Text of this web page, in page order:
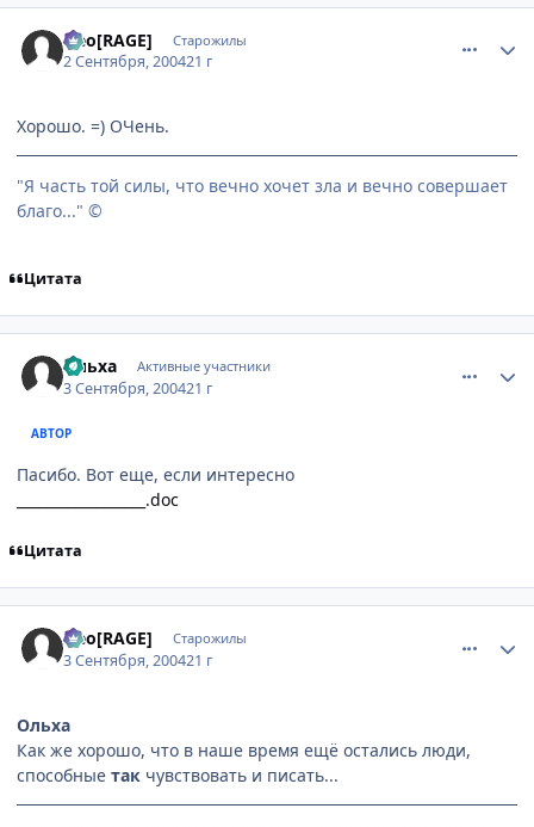
Neo[RAGE] Старожилы
2 Сентября, 200421 г
Хорошо. =) ОЧень.
"Я часть той силы, что вечно хочет зла и вечно совершает
благо..." ©
Цитата
Ольха Активные участники
3 Сентября, 200421 г
АВТОР
Пасибо. Вот еще, если интересно
__________________.doc
Цитата
Neo[RAGE] Старожилы
3 Сентября, 200421 г
Ольха
Как же хорошо, что в наше время ещё остались люди,
способные так чувствовать и писать...